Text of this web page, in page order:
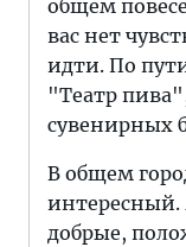
общем
вас нет
идти. По
"Театр
сувенирных
В общем
интересный.
добрые,